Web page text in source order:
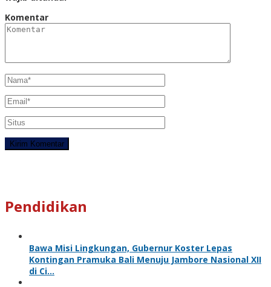
Komentar
Pendidikan
Bawa Misi Lingkungan, Gubernur Koster Lepas
Kontingan Pramuka Bali Menuju Jambore Nasional XII
di Ci…